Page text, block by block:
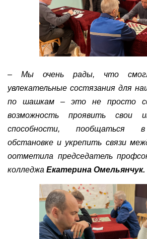
– Мы очень рады, что
увлекательные состязания для
по шашкам – это не просто
возможность проявить свои
способности, пообщаться
обстановке и укрепить связи
оотметила председатель
колледжа Екатерина Омельянчук.